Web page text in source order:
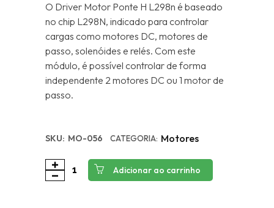
O Driver Motor Ponte H L298n é baseado
no chip L298N, indicado para controlar
cargas como motores DC, motores de
passo, solenóides e relés. Com este
módulo, é possível controlar de forma
independente 2 motores DC ou 1 motor de
passo.
SKU: MO-056 CATEGORIA: Motores
Adicionar ao carrinho